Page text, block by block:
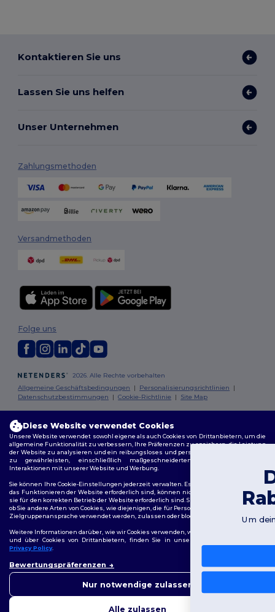
Kontaktieren Sie uns
Lassen Sie uns helfen
Unser Unternehmen
Zahlungsmethoden
Versandmethoden
2026. Alle Rechte vorbehalten
Allgemeine Geschäftsbedingungen | Personalisierungsrichtlinien |
Datenschutzbestimmungen |Cookie-Richtlinie | Site Map
Folge uns
Berlin|Hamburg | München|Köln |Frankfurt
Stuttgart| Düsseldorf| Bremen
Diese Website verwendet Cookies
Unsere Website verwendet sowohl eigene als auch Cookies von Drittanbietern, um die
allgemeine Funktionalität zu verbessern, Ihre Präferenzen zu speichern, die Leistung
der Website zu analysieren und ein reibungsloses und personalisiertes Surferlebnis
zu gewährleisten, einschließlich maßgeschneidertem Inhalt, optimierten
Interaktionen mit unserer Website und Werbung.
Sie können Ihre Cookie-Einstellungen jederzeit verwalten. Essenzielle Cookies, die für
das Funktionieren der Website erforderlich sind, können nicht deaktiviert werden, da
sie für den korrekten Betrieb der Website erforderlich sind. Sie können jedoch wählen,
ob Sie andere Arten von Cookies, wie diejenigen, die für Personalisierung, Analyse und
Zielgruppenansprache verwendet werden, zulassen oder blockieren möchten.
Weitere Informationen darüber, wie wir Cookies verwenden, wie Sie diese kontrollieren
und über Cookies von Drittanbietern, finden Sie in unserer
Privacy Policy.
Bewertungspräferenzen
Nur notwendige zulassen
Alle zulassen
Wenn Sie Fragen oder
uns jederzeit kontaktieren.
Ihnen zu helfen.
Du hast 10€
Rabatt erhalten!
Um deinen Rabatt zu sichern, sag uns:
Für wen kaufst du ein?
Unternehmen
Nein, danke